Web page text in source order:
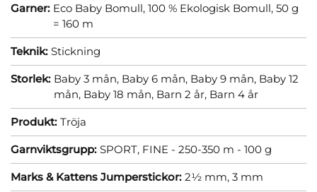
Garner: Eco Baby Bomull, 100 % Ekologisk Bomull, 50 g
= 160 m
Teknik: Stickning
Storlek: Baby 3 mån, Baby 6 mån, Baby 9 mån, Baby 12
mån, Baby 18 mån, Barn 2 år, Barn 4 år
Produkt: Tröja
Garnviktsgrupp: SPORT, FINE - 250-350 m - 100 g
Marks & Kattens Jumperstickor: 2½ mm, 3 mm